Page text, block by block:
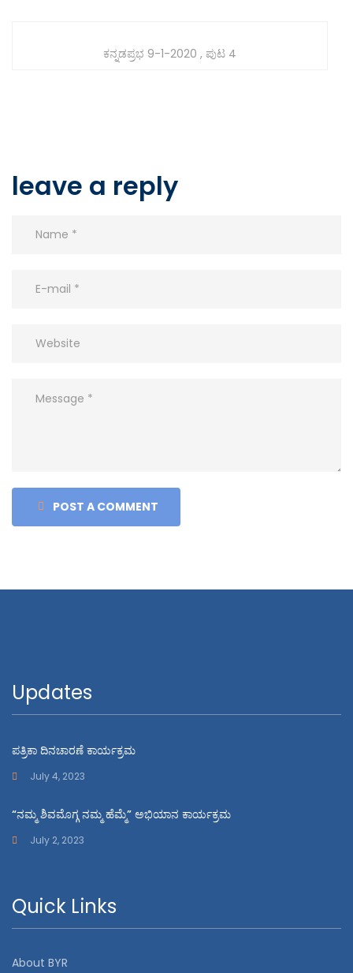
ಕನ್ನಡಪ್ರಭ 9-1-2020 , ಪುಟ 4
leave a reply
POST A COMMENT
Updates
ಪತ್ರಿಕಾ ದಿನಚಾರಣೆ ಕಾರ್ಯಕ್ರಮ
July 4, 2023
“ನಮ್ಮ ಶಿವಮೊಗ್ಗ ನಮ್ಮ ಹೆಮ್ಮೆ” ಅಭಿಯಾನ ಕಾರ್ಯಕ್ರಮ
July 2, 2023
Quick Links
About BYR